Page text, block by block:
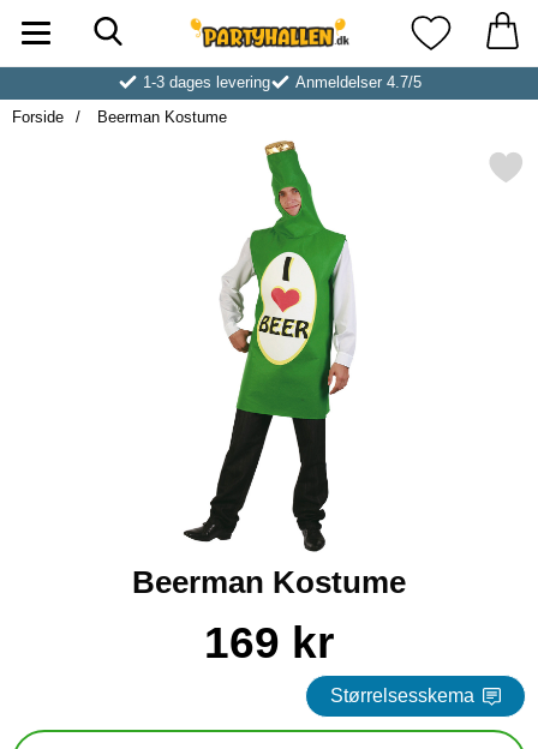
Startside for Partyhallen AB Mine
1-3 dages levering
Anmeldelser 4.7/5
Forside
Beerman Kostume
Markér beerman
Beerman Kostume
Køb dette produkt Beerman Kostume
pris
169 kr
Størrelsesskema